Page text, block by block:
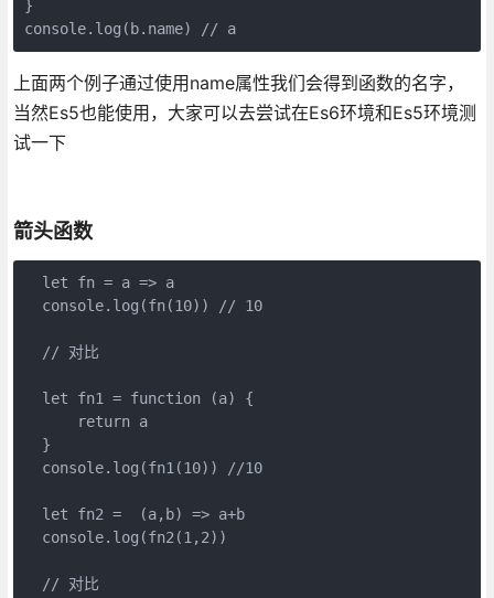
console.log(b.name) // a
上面两个例子通过使用name属性我们会得到函数的名字，
当然Es5也能使用，大家可以去尝试在Es6环境和Es5环境测
试一下
箭头函数
let fn = a => a
console.log(fn(10)) // 10
// 对比
let fn1 = function (a) {
return a
  }
console.log(fn1(10)) //10
let fn2 = (a,b) => a+b
console.log(fn2(1 , 2))
// 对比